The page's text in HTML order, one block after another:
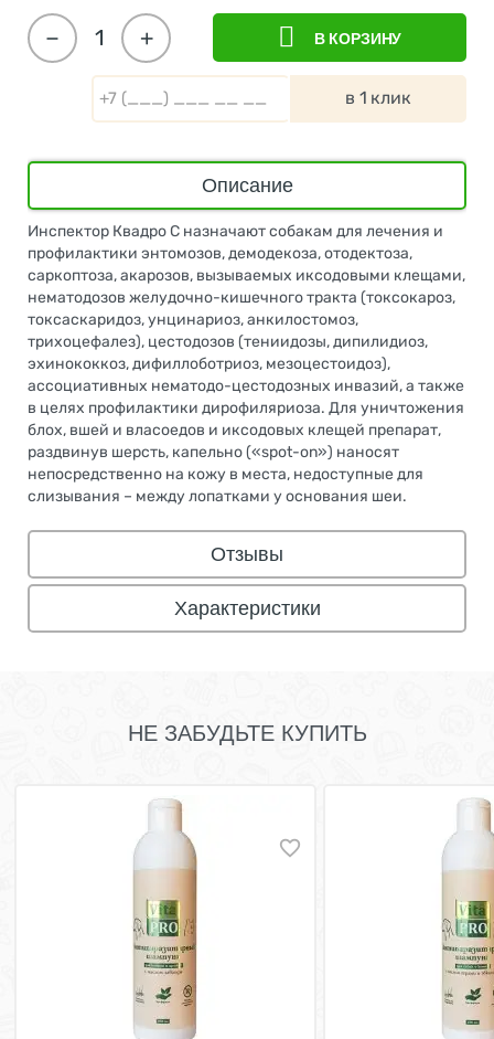
+
− В КОРЗИНУ
в 1 клик
Описание
Инспектор Квадро С назначают собакам для лечения и
профилактики энтомозов, демодекоза, отодектоза,
саркоптоза, акарозов, вызываемых иксодовыми клещами,
нематодозов желудочно-кишечного тракта (токсокароз,
токсаскаридоз, унцинариоз, анкилостомоз,
трихоцефалез), цестодозов (тениидозы, дипилидиоз,
эхинококкоз, дифиллоботриоз, мезоцестоидоз),
ассоциативных нематодо-цестодозных инвазий, а также
в целях профилактики дирофиляриоза. Для уничтожения
блох, вшей и власоедов и иксодовых клещей препарат,
раздвинув шерсть, капельно («spot-on») наносят
непосредственно на кожу в места, недоступные для
слизывания – между лопатками у основания шеи.
Отзывы
Характеристики
НЕ ЗАБУДЬТЕ КУПИТЬ